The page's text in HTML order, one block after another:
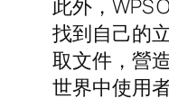
此外，WPS
找到自己的
取文件，營
世界中使用